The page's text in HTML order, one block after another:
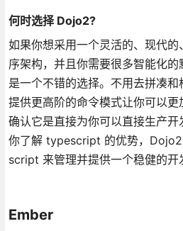
何时选择 Dojo2?
如果你想采用一个灵活的、现代
序架构，并且你需要很多智能化
是一个不错的选择。不用去拼凑
提供更高阶的命令模式让你可以
确认它是直接为你可以直接生产
你了解 typescript 的优势，
script 来管理并提供一个稳健的开
Ember